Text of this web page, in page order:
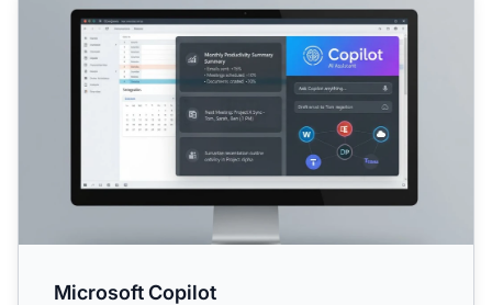
Microsoft Copilot